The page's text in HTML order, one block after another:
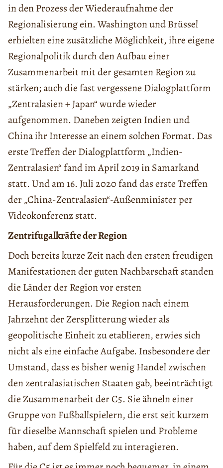
in den Prozess der Wiederaufnahme der
Regionalisierung ein. Washington und Brüssel
erhielten eine zusätzliche Möglichkeit, ihre eigene
Regionalpolitik durch den Aufbau einer
Zusammenarbeit mit der gesamten Region zu
stärken; auch die fast vergessene Dialogplattform
„Zentralasien + Japan“ wurde wieder
aufgenommen. Daneben zeigten Indien und
China ihr Interesse an einem solchen Format. Das
erste Treffen der Dialogplattform „Indien-
Zentralasien“ fand im April 2019 in Samarkand
statt. Und am 16. Juli 2020 fand das erste Treffen
der „China-Zentralasien“-Außenminister per
Videokonferenz statt.
Zentrifugalkräfte der Region
Doch bereits kurze Zeit nach den ersten freudigen
Manifestationen der guten Nachbarschaft standen
die Länder der Region vor ersten
Herausforderungen. Die Region nach einem
Jahrzehnt der Zersplitterung wieder als
geopolitische Einheit zu etablieren, erwies sich
nicht als eine einfache Aufgabe. Insbesondere der
Umstand, dass es bisher wenig Handel zwischen
den zentralasiatischen Staaten gab, beeinträchtigt
die Zusammenarbeit der C5. Sie ähneln einer
Gruppe von Fußballspielern, die erst seit kurzem
für dieselbe Mannschaft spielen und Probleme
haben, auf dem Spielfeld zu interagieren.